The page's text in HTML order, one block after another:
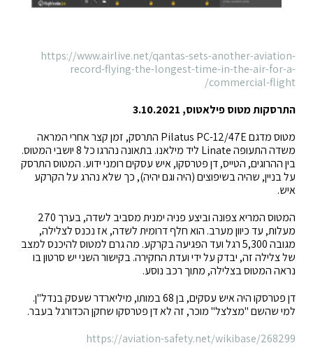
https://www.airlive.net/qantas-sets-another-aviation-
record-flying-the-longest-time-in-the-air-for-a-
commercial-flight/
התרסקות מטוס פילאטוס, 3.10.2021
מטוס מדגם Pilatus PC-12/47E התרסק, זמן קצר אחרי המראה
משדה התעופה Linate ליד מילאנו. בתאונה נהרגו כל 8 יושבי המטוס.
בין ההרוגים, הטייס, דן פטרסקו, איש עסקים רומני ידוע. המטוס התרסק
על בניין, שהיה בשיפוצים (היה וגם יהיה), כך שלא נהרג על הקרקע
איש.
המטוס המריא צפונה וביצע פניה ימנית מסביב לשדה, בערך 270
מעלות, עד כיוון מערב. הוא חלף דרומית לשדה, אז נכנס לצלילה,
מגובה 5,300 רגל ועד הפגיעה בקרקע. מה גרם למטוס להיכנס למצב
של צלילה זה, יבדק על ידי ועדת החקירה. בקישור השני יש סרטון בו
נראה המטוס בצלילה, מתוך רכב נוסע.
דן פטרסקו היה איש עסקים, בן 68 במותו, מיליארדר שעסק בנדל"ן.
למי שהשם "מצלצל" מוכר, זה לא דן פטרסקו שחקן הכדורגל בעבר.
https://aviation-safety.net/wikibase/268299